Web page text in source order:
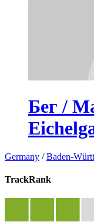
Бег /
Germany /Baden-
TrackRank